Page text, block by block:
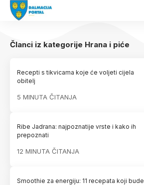
Članci iz kategorije Hrana i piće
Recepti s tikvicama koje će voljeti cijela
obitelj
5 MINUTA ČITANJA
Ribe Jadrana: najpoznatije vrste i kako ih
prepoznati
12 MINUTA ČITANJA
Smoothie za energiju: 11 recepata koji bude